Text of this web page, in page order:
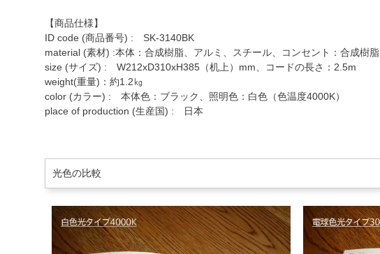
【商品仕様】
ID code (商品番号) : SK-3140BK
material (素材) :本体：合成樹脂、アルミ、スチール、コンセント：合成樹脂
size (サイズ) : W212xD310xH385（机上）mm、コードの長さ：2.5m
weight(重量)：約1.2㎏
color (カラー) : 本体色：ブラック、照明色：白色（色温度4000K）
place of production (生産国) : 日本
光色の比較